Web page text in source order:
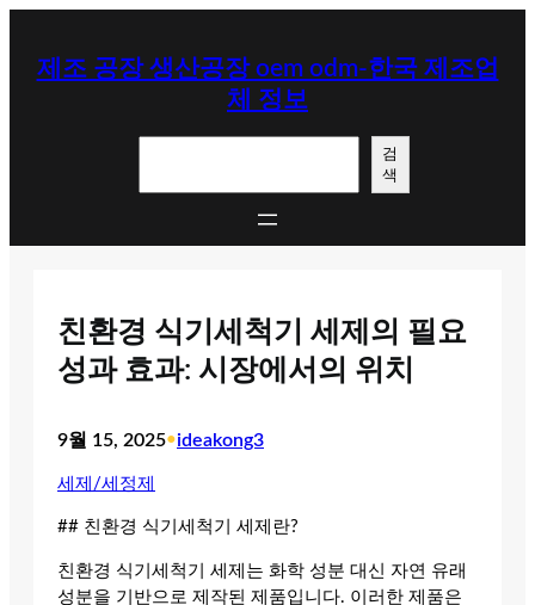
제조 공장 생산공장 oem odm-한국 제조업
체 정보
검
색
친환경 식기세척기 세제의 필요
성과 효과: 시장에서의 위치
9월 15, 2025•ideakong3
세제/세정제
## 친환경 식기세척기 세제란?
친환경 식기세척기 세제는 화학 성분 대신 자연 유래
성분을 기반으로 제작된 제품입니다. 이러한 제품은